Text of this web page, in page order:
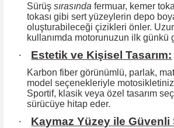
Sürüş sırasında fermuar, kemer
tokası gibi sert yüzeylerin depo
oluşturabileceği çizikleri önler.
kullanımda motorunuzun ilk günkü
· Estetik ve Kişisel Tasarım:
Karbon fiber görünümlü, parlak,
model seçenekleriyle
Sportif, klasik veya özel tasarım
sürücüye hitap eder.
· Kaymaz Yüzey ile Güvenli